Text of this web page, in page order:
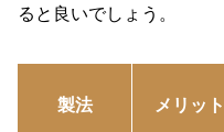
ると良いでしょう。
製法 メリット